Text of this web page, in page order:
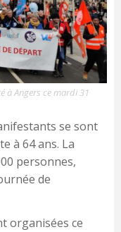
à Angers ce mardi 31
se sont
à 64 ans. La
personnes,
de
organisées ce